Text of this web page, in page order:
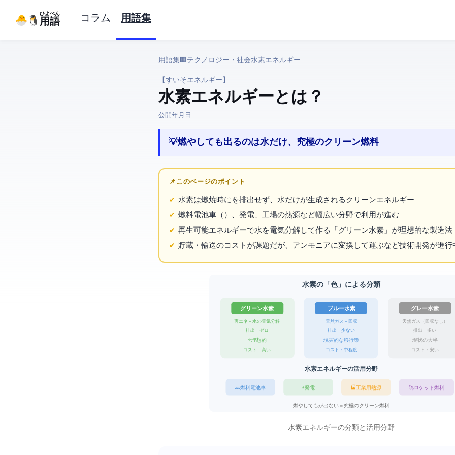
IT用語
ひよぺん コラム 用語集
用語集› 🏢 テクノロジー・社会 › 水素エネルギー
【すいそエネルギー】
水素エネルギー とは？
公開:2026年3月29日
💡 燃やしても出るのは水だけ、究極のクリーン燃料
📌 このページのポイント
水素は燃焼時にCO2を排出せず、水だけが生成されるクリーンエネルギー
燃料電池車（FCV）、発電、工場の熱源など幅広い分野で利用が進む
再生可能エネルギーで水を電気分解して作る「グリーン水素」が理想的な製造法
貯蔵・輸送のコストが課題だが、アンモニアに変換して運ぶなど技術開発が進行
水素の「色」による分類
グリーン水素
再エネ ＋ 水の電気分解
CO2排出：ゼロ
⭐ 理想的
コスト：高い
ブルー水素
天然ガス ＋ CO2回収
CO2排出：少ない
現実的な移行策
コスト：中程度
グレー水素
天然ガス（CO2回収なし）
CO2排出：多い
現状の大半
コスト：安い
水素エネルギーの活用分野
🚗 燃料電池車 ⚡ 発電 🏭 工業用熱源 🚀 ロケット燃料
燃やしてもCO2が出ない ＝ 究極のクリーン燃料
水素エネルギーの分類と活用分野